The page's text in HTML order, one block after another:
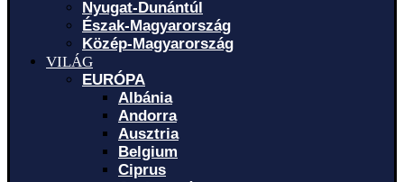
Nyugat-Dunántúl
Észak-Magyarország
Közép-Magyarország
VILÁG
EURÓPA
Albánia
Andorra
Ausztria
Belgium
Ciprus